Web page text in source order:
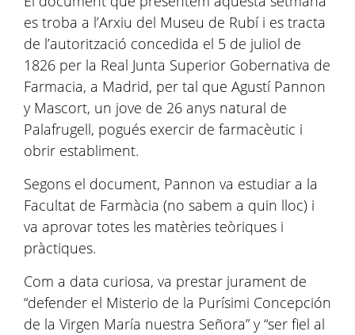
es troba a l’Arxiu del Museu de Rubí i es tracta
de l’autorització concedida el 5 de juliol de
1826 per la Real Junta Superior Gobernativa de
Farmacia, a Madrid, per tal que Agustí Pannon
y Mascort, un jove de 26 anys natural de
Palafrugell, pogués exercir de farmacèutic i
obrir establiment.
Segons el document, Pannon va estudiar a la
Facultat de Farmàcia (no sabem a quin lloc) i
va aprovar totes les matèries teòriques i
pràctiques.
Com a data curiosa, va prestar jurament de
“defender el Misterio de la Purísimi Concepción
de la Virgen María nuestra Señora” y “ser fiel al